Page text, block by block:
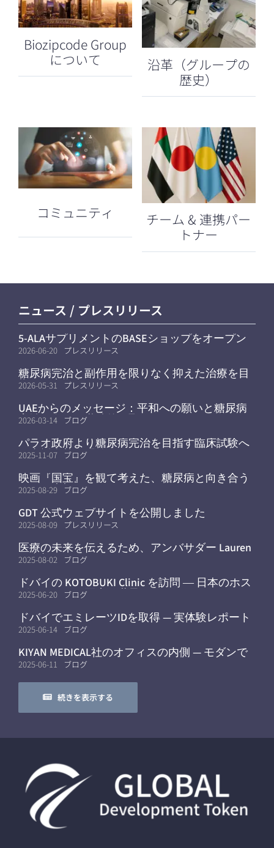
Biozipcode Group
について
沿革（グループの
歴史）
コミュニティ
チーム & 連携パー
トナー
ニュース / プレスリリース
5-ALAサプリメントのBASEショップをオープン
しました
2026-06-20 プレスリリース
糖尿病完治と副作用を限りなく抑えた治療を目
指す研究拠点が京都大学へ
2026-05-31 プレスリリース
UAEからのメッセージ：平和への願いと糖尿病
完治に向けた継続的な取り組み
2026-03-14 ブログ
パラオ政府より糖尿病完治を目指す臨床試験へ
の支援姿勢を明確に
2025-11-07 ブログ
映画『国宝』を観て考えた、糖尿病と向き合う
ことの大切さ
2025-08-29 ブログ
GDT 公式ウェブサイトを公開しました
2025-08-09 プレスリリース
医療の未来を伝えるため、アンバサダー Lauren
が参加
2025-08-02 ブログ
ドバイの KOTOBUKI Clinic を訪問 ― 日本のホス
ピタリティと医療を世界へ
2025-06-20 ブログ
ドバイでエミレーツIDを取得 — 実体験レポート
2025-06-14 ブログ
KIYAN MEDICAL社のオフィスの内側 — モダンで
モバイルなワークフロー
2025-06-11 ブログ
続きを表示する